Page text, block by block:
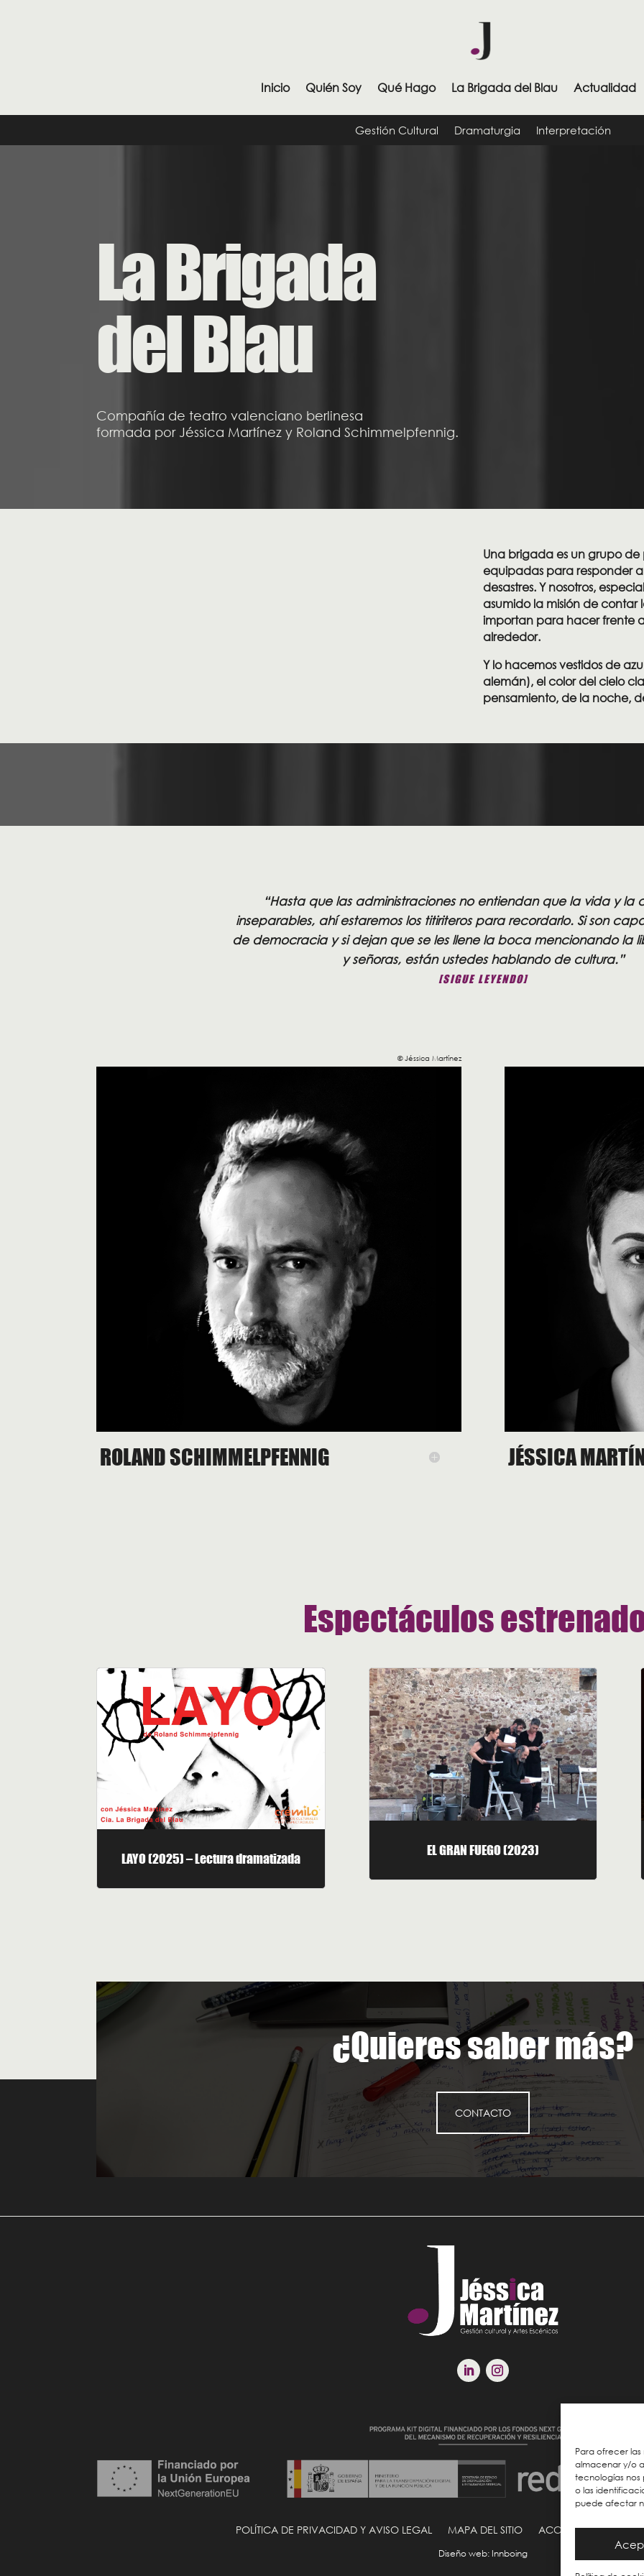
Para ofrecer
almacenar y/o
tecnologías
o las
puede afectar
Inicio Quién Soy Qué Hago La Brigada del Blau Actualidad
Gestión Cultural Dramaturgia Interpretación
La Brigada
del Blau
Compañía de teatro valenciano berlinesa
formada por Jéssica Martínez y Roland Schimmelpfennig.
Una brigada es un grupo
equipadas para responder
desastres. Y nosotros,
asumido la misión de contar
importan para hacer frente
alrededor.
Y lo hacemos vestidos de
alemán), el color del cielo
pensamiento, de la noche,
“Hasta que las administraciones no entiendan que la vida y la
inseparables, ahí estaremos los titiriteros para recordarlo. Si son
de democracia y si dejan que se les llene la boca mencionando la
y señoras, están ustedes hablando de cultura.”
[SIGUE LEYENDO]
© Jéssica Martínez
ROLAND SCHIMMELPFENNIG JÉSSICA
Espectáculos
LAYO (2025) – Lectura dramatizada
EL GRAN FUEGO (2023)
¿Quieres saber más?
CONTACTO
POLÍTICA DE PRIVACIDAD Y AVISO LEGAL MAPA DEL SITIO ACCESIBILIDAD
Diseño web: Innboing